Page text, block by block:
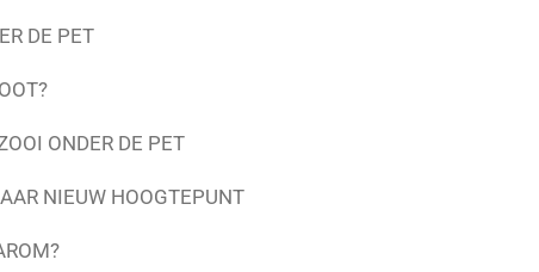
DE PET
ONDER DE PET
NIEUW HOOGTEPUNT